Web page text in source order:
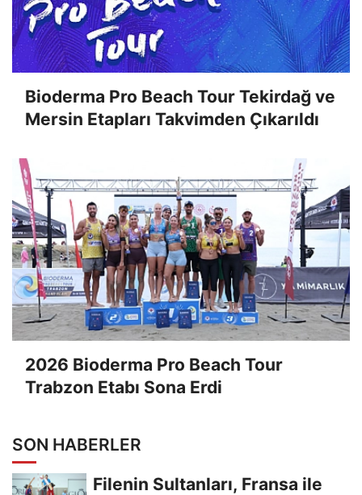
Bioderma Pro Beach Tour Tekirdağ ve
Mersin Etapları Takvimden Çıkarıldı
2026 Bioderma Pro Beach Tour
Trabzon Etabı Sona Erdi
SON HABERLER
Filenin Sultanları, Fransa ile